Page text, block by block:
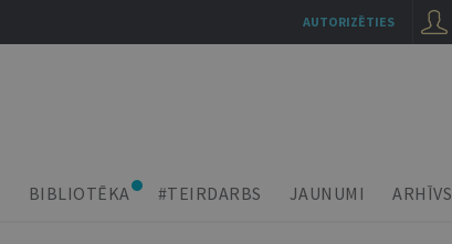
BIBLIOTĒKA #TEIRDARBS JAUNUMI ARHĪVS
AUTORIZĒTIES